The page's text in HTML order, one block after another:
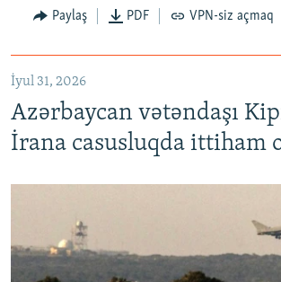
Paylaş PDF VPN-siz açmaq
İyul 31, 2026
Azərbaycan vətəndaşı
İrana casusluqda ittiham